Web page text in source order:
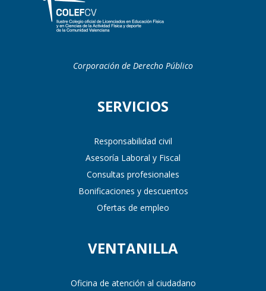
Corporación de Derecho Público
SERVICIOS
Responsabilidad civil
Asesoría Laboral y Fiscal
Consultas profesionales
Bonificaciones y descuentos
Ofertas de empleo
VENTANILLA
Oficina de atención al ciudadano